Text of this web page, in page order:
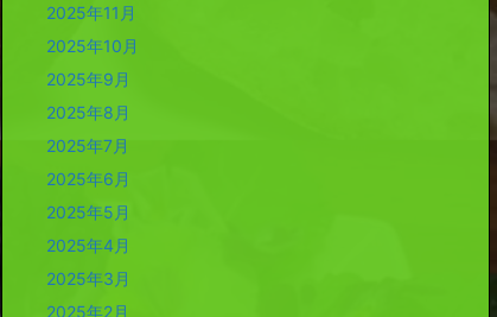
2025年11月
2025年10月
2025年9月
2025年8月
2025年7月
2025年6月
2025年5月
2025年4月
2025年3月
2025年2月